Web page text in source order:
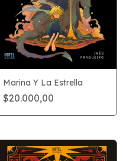
Marina Y La Estrella
$20.000,00